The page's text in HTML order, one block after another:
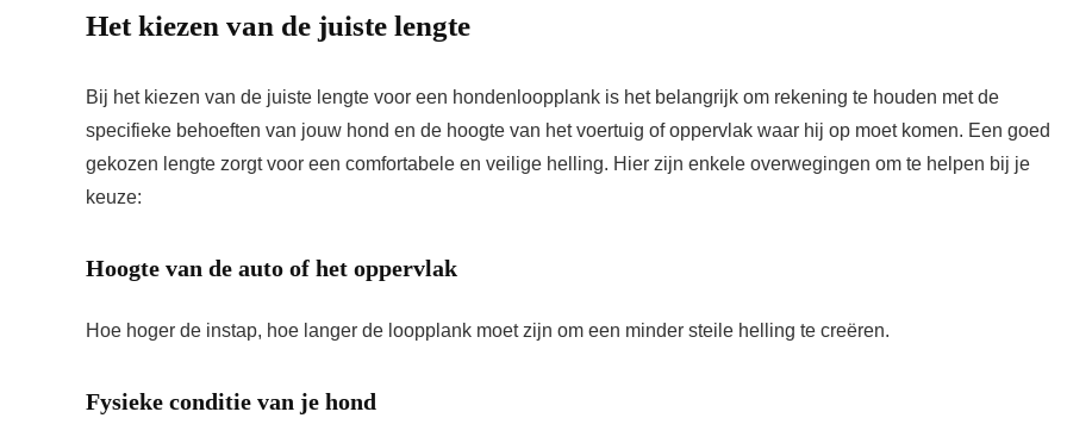
Het kiezen van de juiste lengte
Bij het kiezen van de juiste lengte voor een hondenloopplank is het belangrijk om rekening te houden met de
specifieke behoeften van jouw hond en de hoogte van het voertuig of oppervlak waar hij op moet komen. Een goed
gekozen lengte zorgt voor een comfortabele en veilige helling. Hier zijn enkele overwegingen om te helpen bij je
keuze:
Hoogte van de auto of het oppervlak
Hoe hoger de instap, hoe langer de loopplank moet zijn om een minder steile helling te creëren.
Fysieke conditie van je hond